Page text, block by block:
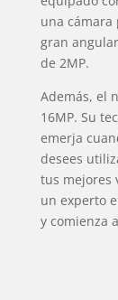
una cámara
gran
de 2MP.
Además, el
16MP. Su
emerja
desees
tus mejores
un experto
y comienza